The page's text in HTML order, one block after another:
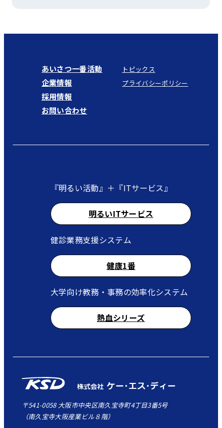
あいさつ一番活動
企業情報
採用情報
お問い合わせ
トピックス
プライバシーポリシー
『明るい活動』＋『ITサービス』
明るいITサービス
健診業務支援システム
健康1番
大学向け教務・事務の効率化システム
熱血シリーズ
〒541-0058 大阪市中央区南久宝寺町4丁目3番5号
（南久宝寺大阪産業ビル８階）